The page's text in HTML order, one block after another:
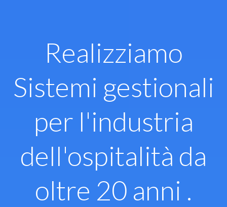
Realizziamo
Sistemi gestionali
per l'industria
dell'ospitalità da
oltre 20 anni .